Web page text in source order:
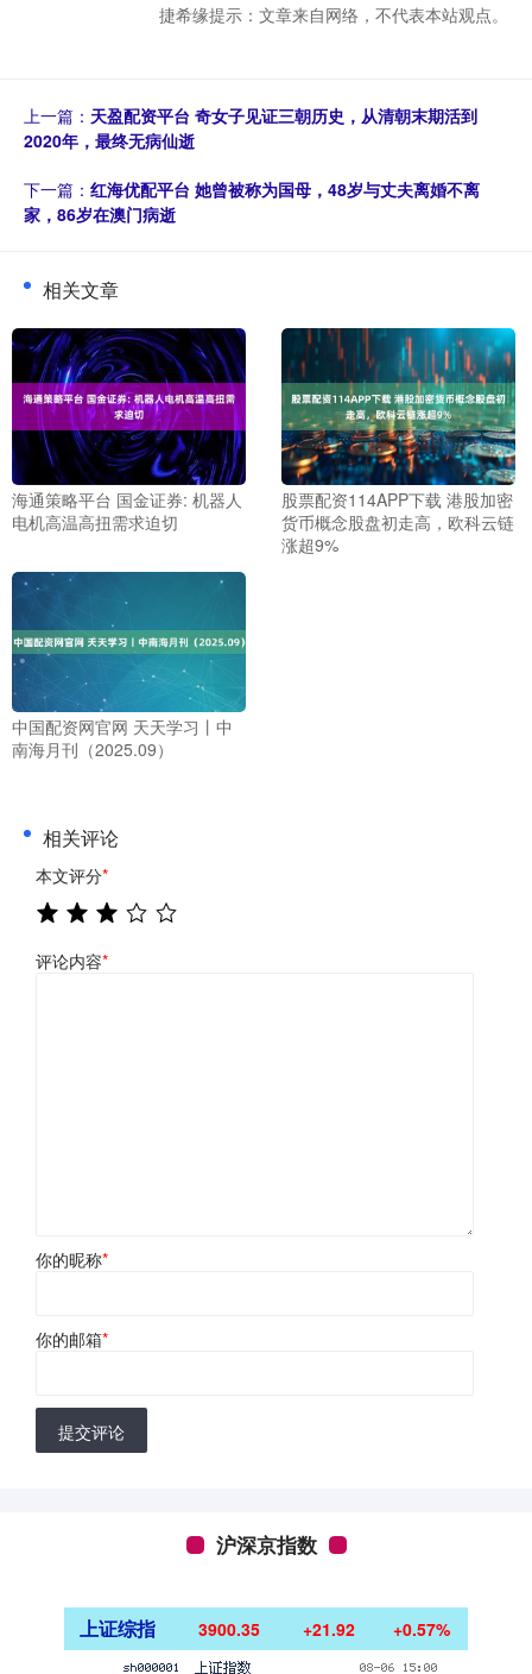
捷希缘提示：文章来自网络，不代表本站观点。
上一篇： 天盈配资平台 奇女子见证三朝历史，从清朝末期活到
2020年，最终无病仙逝
下一篇： 红海优配平台 她曾被称为国母，48岁与丈夫离婚不离
家，86岁在澳门病逝
相关文章
海通策略平台 国金证券: 机器人
电机高温高扭需求迫切
股票配资114APP下载 港股加密
货币概念股盘初走高，欧科云链
涨超9%
中国配资网官网 天天学习丨中
南海月刊（2025.09）
相关评论
本文评分*
评论内容*
你的昵称*
你的邮箱*
提交评论
沪深京指数
上证综指 3900.35 +21.92 +0.57%